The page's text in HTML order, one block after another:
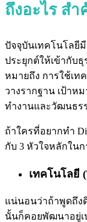
ถึงอะไร สำ
ปัจจุบันเทคโนโลยี
ประยุกต์ให้เข้ากับธุ
หมายถึง การใช้เท
วางรากฐาน เป้าห
ทำงานและวัฒนธร
ถ้าใครที่อยากทำ
กับ 3 หัวใจหลักในก
เทคโนโลยี
แน่นอนว่าถ้าพูดถึง
นั้นก็คอยพัฒนาอยู่เ